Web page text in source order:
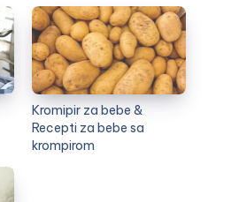
Kromipir za bebe &
Recepti za bebe sa
krompirom